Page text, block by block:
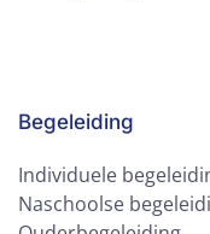
Begeleiding
Individuele
Naschoolse